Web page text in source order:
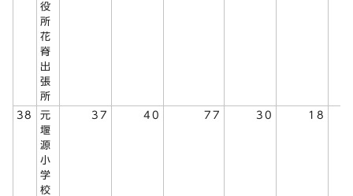
役
所
花
脊
出
張
所
38
元
堰
源
小
学
校
37 40 77 30 18